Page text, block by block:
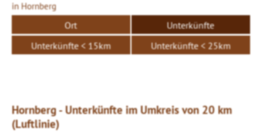
in Hornberg
Ort
Unterkünfte
Unterkünfte < 15km
Unterkünfte < 25km
Hornberg - Unterkünfte im Umkreis von 20 km
(Luftlinie)